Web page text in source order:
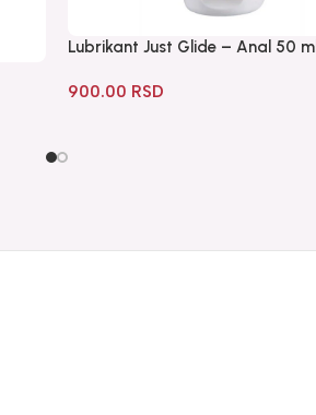
Lubrikant Just Glide – Anal 50 ml
900.00 RSD